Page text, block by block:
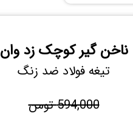
ناخن گیر کوچک زد وان
تیغه فولاد ضد زنگ
594,000 تومن